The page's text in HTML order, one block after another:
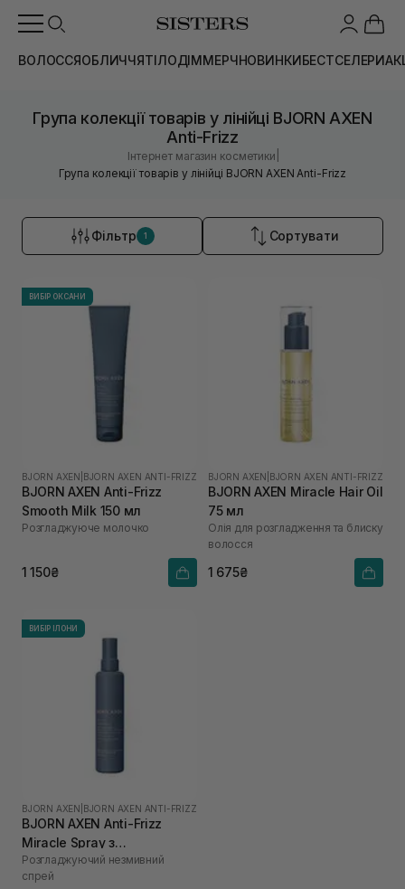
ВОЛОССЯОБЛИЧЧЯТІЛОДІММЕРЧНОВИНКИБЕСТСЕЛЕРИ
Група колекції товарів у лінійці BJORN AXEN
Anti-Frizz
Інтернет магазин косметики
Група колекції товарів у лінійці BJORN AXEN Anti-Frizz
Фільтр 1 Сортувати
ВИБІР ОКСАНИ
BJORN AXEN BJORN AXEN ANTI-FRIZZ
BJORN AXEN Anti-Frizz
Smooth Milk 150 мл
Розгладжуюче молочко
1 150₴
BJORN AXEN BJORN AXEN ANTI-FRIZZ
BJORN AXEN Miracle Hair Oil
75 мл
Oлія для розгладження та блиску
волосся
1 675₴
ВИБІР ІЛОНИ
BJORN AXEN BJORN AXEN ANTI-FRIZZ
BJORN AXEN Anti-Frizz
Miracle Spray з
термозахистом до 220°C
для всіх типів волосся 150
Розгладжуючий незмивний
спрей